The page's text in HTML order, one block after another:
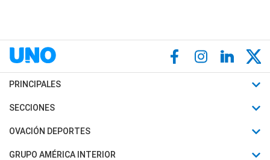
PRINCIPALES
Últimas Noticias
Política
SECCIONES
Horóscopo
Motores
OVACIÓN DEPORTES
Fútbol
GRUPO AMÉRICA INTERIOR